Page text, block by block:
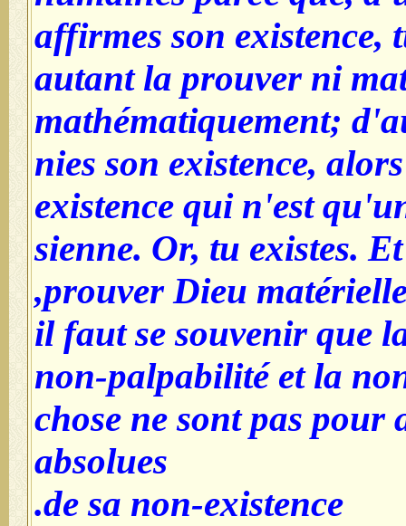
affirmes son existence,
autant la prouver ni
mathématiquement;
nies son existence,
existence qui n'est
sienne. Or, tu existes.
prouver Dieu
il faut se souvenir que
non-palpabilité et la
chose ne sont pas pour
absolues
de sa non-existence.